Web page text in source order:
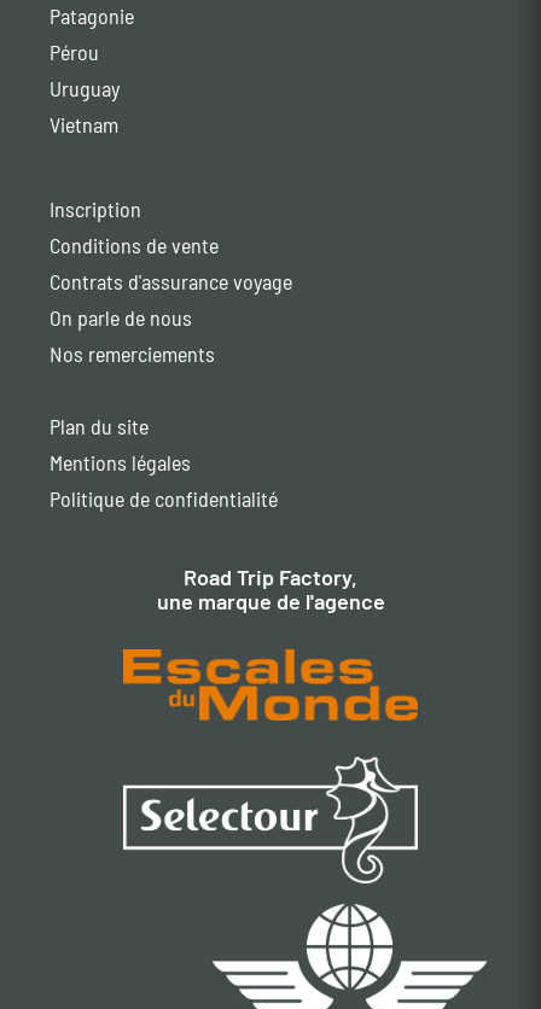
Patagonie
Pérou
Uruguay
Vietnam
Inscription
Conditions de vente
Contrats d'assurance voyage
On parle de nous
Nos remerciements
Plan du site
Mentions légales
Politique de confidentialité
Road Trip Factory,
une marque de l'agence